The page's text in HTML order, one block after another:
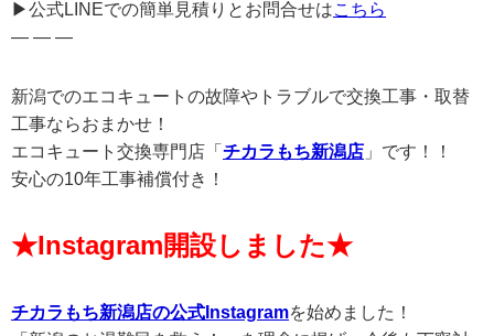
▶公式LINEでの簡単見積りとお問合せはこちら
— — —
新潟でのエコキュートの故障やトラブルで交換工事・取替
工事ならおまかせ！
エコキュート交換専門店「 チカラもち新潟店 」です！！
安心の10年工事補償付き！
★Instagram開設しました★
チカラもち新潟店の公式Instagramを始めました！